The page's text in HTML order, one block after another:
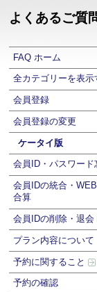
よくあるご質
FAQ ホーム
全カテゴリーを表示
会員登録
会員登録の変更
ケータイ版
会員ID・パスワー
会員IDの統合・
合算
会員IDの削除・退会
プラン内容について
予約に関すること
予約の確認